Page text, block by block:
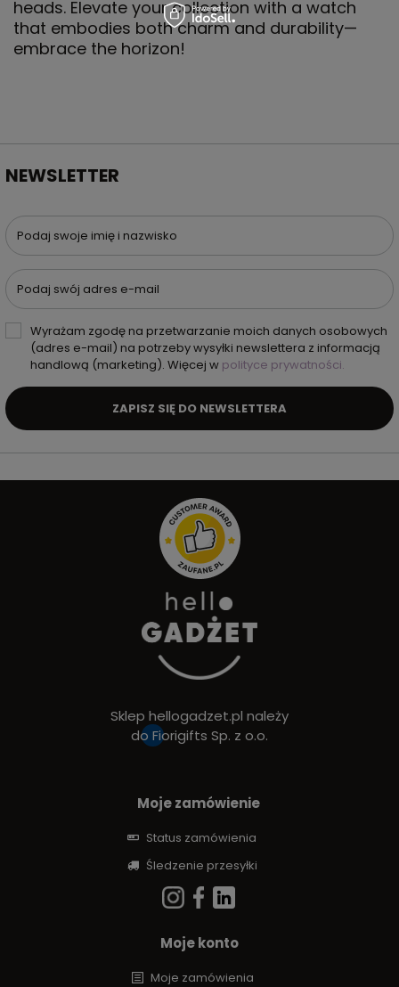
heads. Elevate your collection with a watch
that embodies both charm and durability—
embrace the horizon!
NEWSLETTER
Podaj swoje imię i nazwisko
Podaj swój adres e-mail
Wyrażam zgodę na przetwarzanie moich danych osobowych
(adres e-mail) na potrzeby wysyłki newslettera z informacją
handlową (marketing). Więcej w polityce prywatności.
ZAPISZ SIĘ DO NEWSLETTERA
Sklep hellogadzet.pl należy
do Fiorigifts Sp. z o.o.
Moje zamówienie
Status zamówienia
Śledzenie przesyłki
Moje konto
Moje zamówienia